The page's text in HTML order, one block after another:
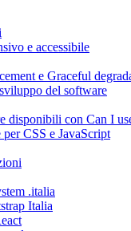
e accessibile
e Graceful
del software
disponibili con Can I
CSS e JavaScript
.italia
Italia